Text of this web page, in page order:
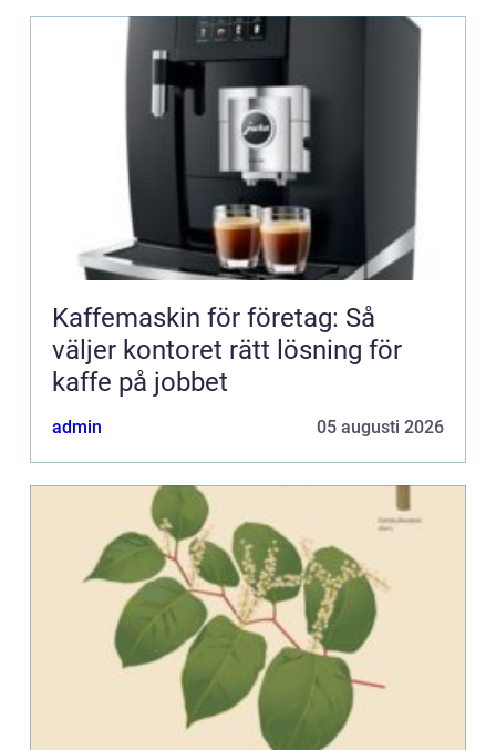
Kaffemaskin för företag: Så
väljer kontoret rätt lösning för
kaffe på jobbet
admin 05 augusti 2026